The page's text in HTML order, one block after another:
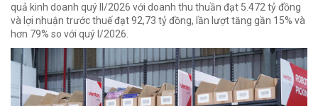
quả kinh doanh quý II/2026 với doanh thu thuần đạt 5.472 tỷ đồng
và lợi nhuận trước thuế đạt 92,73 tỷ đồng, lần lượt tăng gần 15% và
hơn 79% so với quý I/2026.